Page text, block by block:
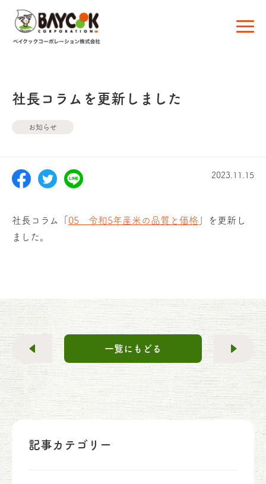
社長コラムを更新しました
お知らせ
2023.11.15
社長コラム「 05 令和5年産米の品質と価格 」を更新し
ました。
一覧にもどる
記事カテゴリー